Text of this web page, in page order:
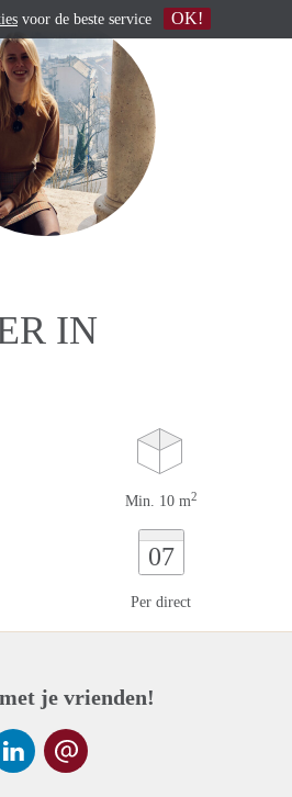
IN
Min. 10 m2
07
Per direct
je vrienden!
voor de beste service OK!